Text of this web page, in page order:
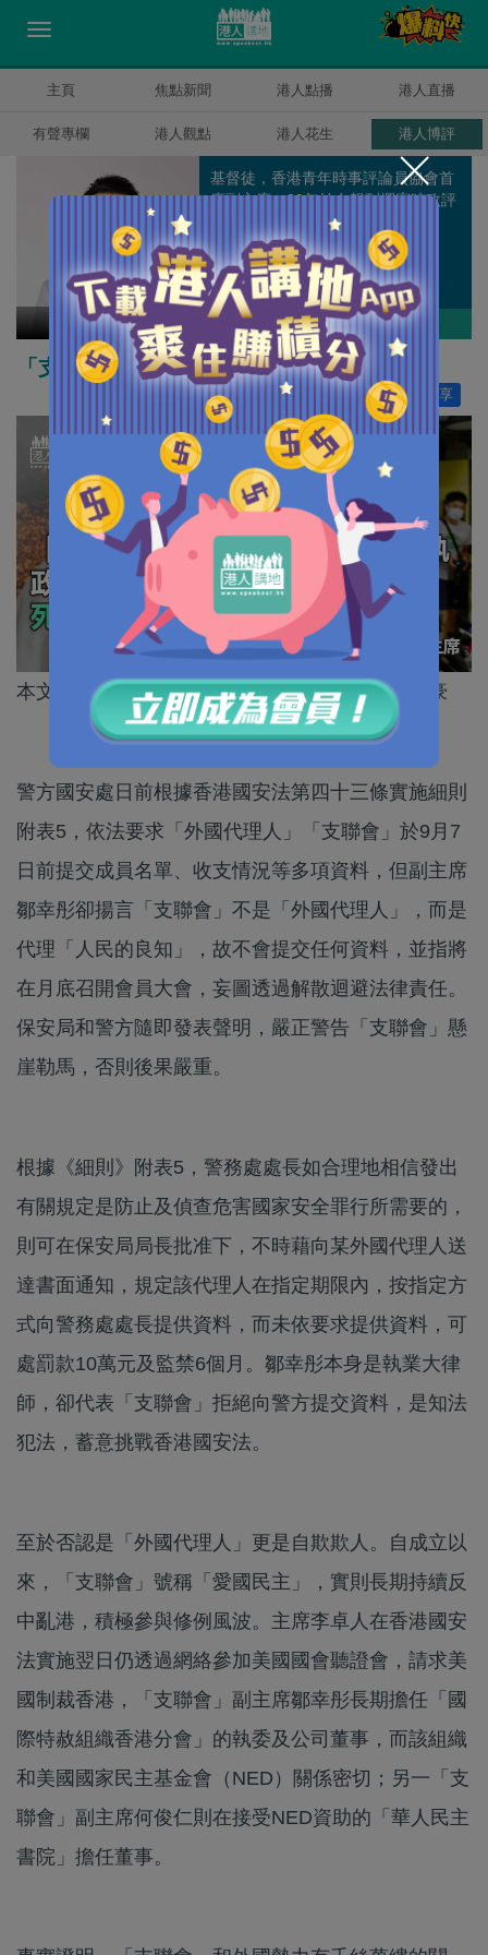
主頁 焦點新聞 港人點播 港人直播
有聲專欄 港人觀點 港人花生 港人博評
陳志豪
基督徒，香港青年時事評論員協會首
席副主席，09年始在報刊撰寫時政評
論，深信香港可再創輝煌。
作者其他博評
「支聯會」挑戰國安法必受法律制裁
分享
17
本文作者為香港青年時事評論員協會副主席陳志豪
警方國安處日前根據香港國安法第四十三條實施細則
附表5，依法要求「外國代理人」「支聯會」於9月7
日前提交成員名單、收支情況等多項資料，但副主席
鄒幸彤卻揚言「支聯會」不是「外國代理人」，而是
代理「人民的良知」，故不會提交任何資料，並指將
在月底召開會員大會，妄圖透過解散迴避法律責任。
保安局和警方隨即發表聲明，嚴正警告「支聯會」懸
崖勒馬，否則後果嚴重。
根據《細則》附表5，警務處處長如合理地相信發出
有關規定是防止及偵查危害國家安全罪行所需要的，
則可在保安局局長批准下，不時藉向某外國代理人送
達書面通知，規定該代理人在指定期限內，按指定方
式向警務處處長提供資料，而未依要求提供資料，可
處罰款10萬元及監禁6個月。鄒幸彤本身是執業大律
師，卻代表「支聯會」拒絕向警方提交資料，是知法
犯法，蓄意挑戰香港國安法。
至於否認是「外國代理人」更是自欺欺人。自成立以
來，「支聯會」號稱「愛國民主」，實則長期持續反
中亂港，積極參與修例風波。主席李卓人在香港國安
法實施翌日仍透過網絡參加美國國會聽證會，請求美
國制裁香港，「支聯會」副主席鄒幸彤長期擔任「國
際特赦組織香港分會」的執委及公司董事，而該組織
和美國國家民主基金會（NED）關係密切；另一「支
聯會」副主席何俊仁則在接受NED資助的「華人民主
書院」擔任董事。